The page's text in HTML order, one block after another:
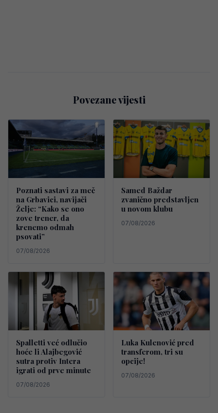
Povezane vijesti
Poznati sastavi za meč
na Grbavici, navijači
Želje: “Kako se ono
zove trener, da
krenemo odmah
psovati”
07/08/2026
Samed Baždar
zvanično predstavljen
u novom klubu
07/08/2026
Spalletti već odlučio
hoće li Alajbegović
sutra protiv Intera
igrati od prve minute
07/08/2026
Luka Kulenović pred
transferom, tri su
opcije!
07/08/2026